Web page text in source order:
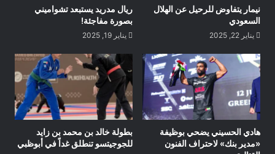
نيمار يتفاوض للرحيل عن الهلال
السعودي
يناير 22, 2025
ريال مدريد يستبعد تشواميني
بصورة مفاجئة!
يناير 19, 2025
هادي الحسيني يضحي بوظيفة
«مدير بنك» لاحتراف الفنون
بطولة خالد بن محمد بن زايد
للجوجيتسو تنطلق غداً في أبوظبي